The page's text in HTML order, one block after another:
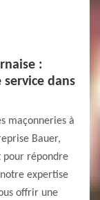
:
dans
maçonneries à
Bauer,
pour répondre
expertise
offrir une